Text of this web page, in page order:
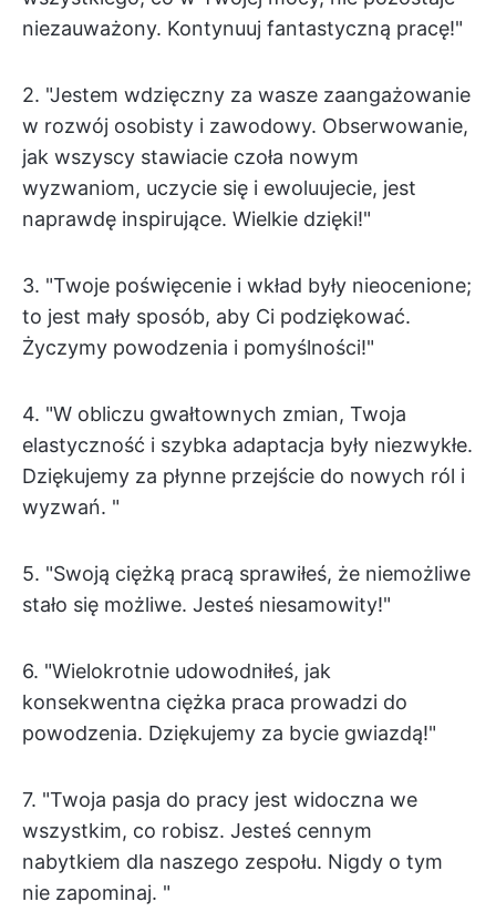
niezauważony. Kontynuuj fantastyczną pracę!"
2. "Jestem wdzięczny za wasze zaangażowanie
w rozwój osobisty i zawodowy. Obserwowanie,
jak wszyscy stawiacie czoła nowym
wyzwaniom, uczycie się i ewoluujecie, jest
naprawdę inspirujące. Wielkie dzięki!"
3. "Twoje poświęcenie i wkład były nieocenione;
to jest mały sposób, aby Ci podziękować.
Życzymy powodzenia i pomyślności!"
4. "W obliczu gwałtownych zmian, Twoja
elastyczność i szybka adaptacja były niezwykłe.
Dziękujemy za płynne przejście do nowych ról i
wyzwań. "
5. "Swoją ciężką pracą sprawiłeś, że niemożliwe
stało się możliwe. Jesteś niesamowity!"
6. "Wielokrotnie udowodniłeś, jak
konsekwentna ciężka praca prowadzi do
powodzenia. Dziękujemy za bycie gwiazdą!"
7. "Twoja pasja do pracy jest widoczna we
wszystkim, co robisz. Jesteś cennym
nabytkiem dla naszego zespołu. Nigdy o tym
nie zapominaj. "